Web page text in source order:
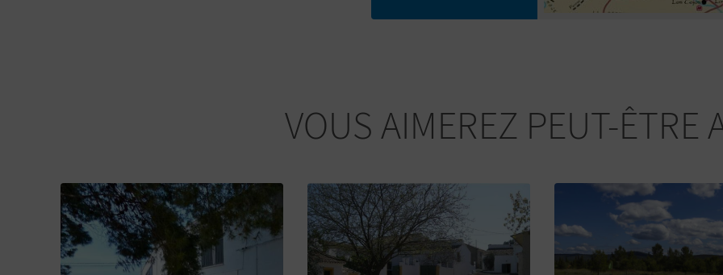
VOUS AIMEREZ PEUT-ÊTRE